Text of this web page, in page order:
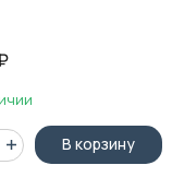
В корзину